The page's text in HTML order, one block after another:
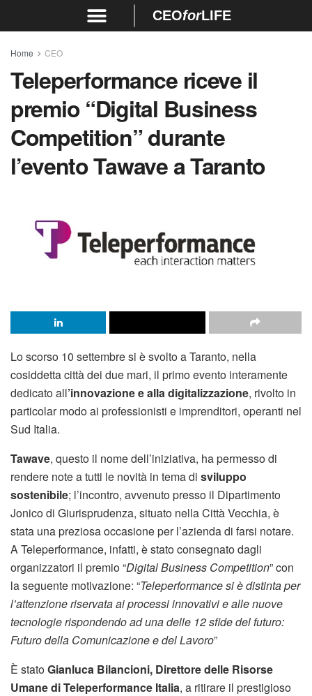
CEOforLIFE
Home CEO
Teleperformance riceve il
premio “Digital Business
Competition” durante
l’evento Tawave a Taranto
Lo scorso 10 settembre si è svolto a Taranto, nella
cosiddetta città dei due mari, il primo evento interamente
dedicato all’innovazione e alla digitalizzazione, rivolto in
particolar modo ai professionisti e imprenditori, operanti nel
Sud Italia.
Tawave, questo il nome dell’iniziativa, ha permesso di
rendere note a tutti le novità in tema di sviluppo
sostenibile; l’incontro, avvenuto presso il Dipartimento
Jonico di Giurisprudenza, situato nella Città Vecchia, è
stata una preziosa occasione per l’azienda di farsi notare.
A Teleperformance, infatti, è stato consegnato dagli
organizzatori il premio “Digital Business Competition” con
la seguente motivazione: “Teleperformance si è distinta per
l’attenzione riservata ai processi innovativi e alle nuove
tecnologie rispondendo ad una delle 12 sfide del futuro:
Futuro della Comunicazione e del Lavoro”
È statoGianluca Bilancioni, Direttore delle Risorse
Umane di Teleperformance Italia, a ritirare il prestigioso